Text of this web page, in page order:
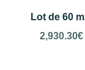
2,930.30€